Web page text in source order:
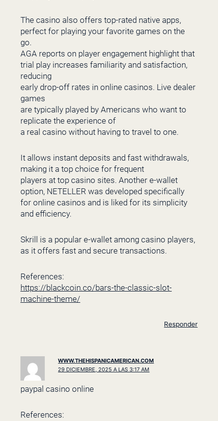
The casino also offers top-rated native apps,
perfect for playing your favorite games on the
go.
AGA reports on player engagement highlight that
trial play increases familiarity and satisfaction,
reducing
early drop-off rates in online casinos. Live dealer
games
are typically played by Americans who want to
replicate the experience of
a real casino without having to travel to one.
It allows instant deposits and fast withdrawals,
making it a top choice for frequent
players at top casino sites. Another e-wallet
option, NETELLER was developed specifically
for online casinos and is liked for its simplicity
and efficiency.
Skrill is a popular e-wallet among casino players,
as it offers fast and secure transactions.
References:
https://blackcoin.co/bars-the-classic-slot-
machine-theme/
Responder
WWW.THEHISPANICAMERICAN.COM
29 DICIEMBRE, 2025 A LAS 3:17 AM
paypal casino online
References: